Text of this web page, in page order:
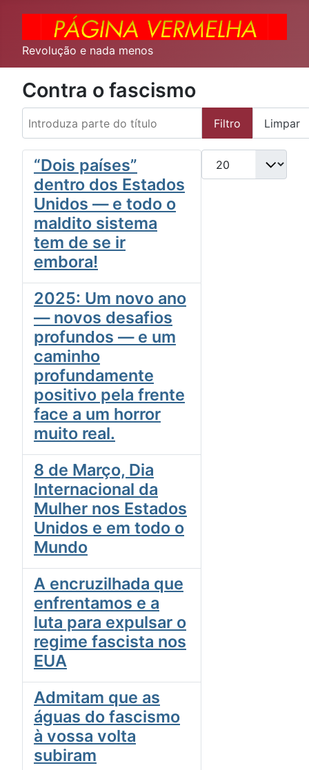
Revolução e nada menos
Contra o fascismo
Introduza parte do título
Filtro Limpar
Qtd. a exibir
“Dois países”
dentro dos Estados
Unidos — e todo o
maldito sistema
tem de se ir
embora!
2025: Um novo ano
— novos desafios
profundos — e um
caminho
profundamente
positivo pela frente
face a um horror
muito real.
8 de Março, Dia
Internacional da
Mulher nos Estados
Unidos e em todo o
Mundo
A encruzilhada que
enfrentamos e a
luta para expulsar o
regime fascista nos
EUA
Admitam que as
águas do fascismo
à vossa volta
subiram